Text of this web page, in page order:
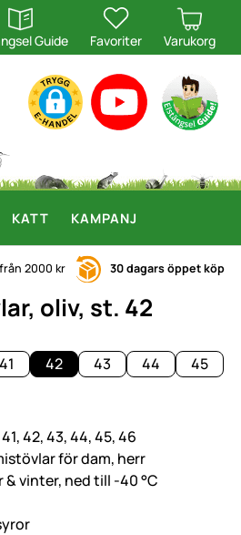
Guide
öppna
Favoriter Varukorg
KATT KAMPANJ
från 2000 kr 30 dagars öppet köp
oliv, st. 42
41 42 43 44
45
42, 43, 44, 45, 46
för dam, herr
vinter, ned till -40 °C